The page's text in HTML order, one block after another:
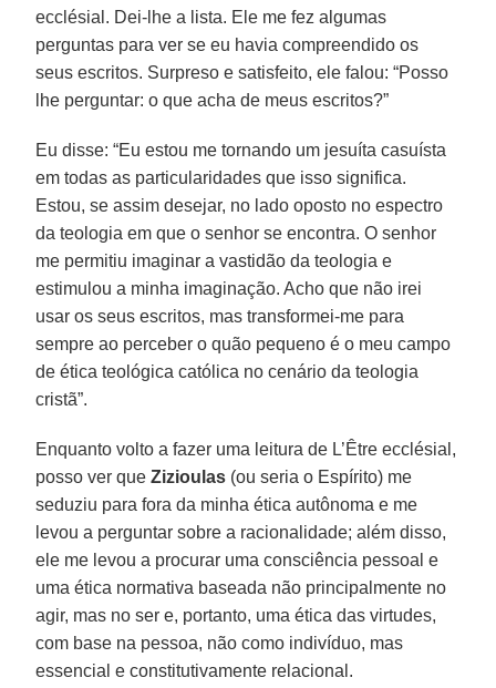
ecclésial. Dei-lhe a lista. Ele me fez algumas
perguntas para ver se eu havia compreendido os
seus escritos. Surpreso e satisfeito, ele falou: “Posso
lhe perguntar: o que acha de meus escritos?”
Eu disse: “Eu estou me tornando um jesuíta casuísta
em todas as particularidades que isso significa.
Estou, se assim desejar, no lado oposto no espectro
da teologia em que o senhor se encontra. O senhor
me permitiu imaginar a vastidão da teologia e
estimulou a minha imaginação. Acho que não irei
usar os seus escritos, mas transformei-me para
sempre ao perceber o quão pequeno é o meu campo
de ética teológica católica no cenário da teologia
cristã”.
Enquanto volto a fazer uma leitura de L’Être ecclésial,
posso ver queZizioulas (ou seria o Espírito) me
seduziu para fora da minha ética autônoma e me
levou a perguntar sobre a racionalidade; além disso,
ele me levou a procurar uma consciência pessoal e
uma ética normativa baseada não principalmente no
agir, mas no ser e, portanto, uma ética das virtudes,
com base na pessoa, não como indivíduo, mas
essencial e constitutivamente relacional.